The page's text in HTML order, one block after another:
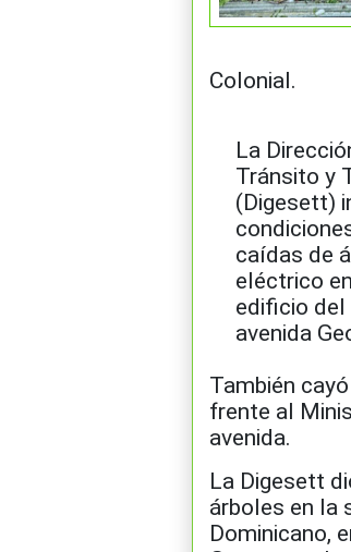
Colonial.
La
Tránsito y
(Digesett)
caídas de
eléctrico
edificio del
avenida
También
frente al
avenida.
La Digesett
árboles en la
Dominicano,